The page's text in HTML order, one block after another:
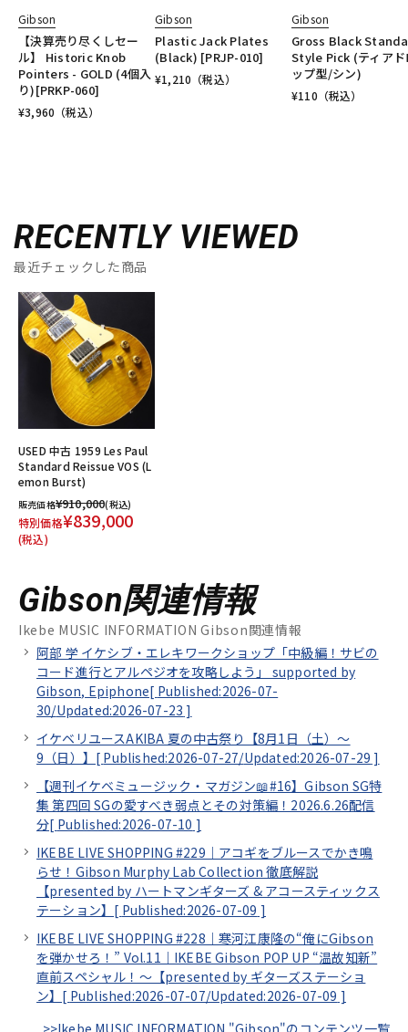
Gibson
【決算売り尽くしセー
ル】 Historic Knob
Pointers - GOLD (4個入
り)[PRKP-060]
¥3,960 （税込）
Gibson
Plastic Jack Plates
(Black) [PRJP-010]
¥1,210 （税込）
Gibson
Gross Black
Style Pick (ティアド
ップ型/シン)
¥110 （税込）
RECENTLY VIEWED
最近チェックした商品
USED 中古 1959 Les Paul
Standard Reissue VOS (L
emon Burst)
販売価格¥910,000(税込)
特別価格¥839,000
(税込)
Gibson関連情報
Ikebe MUSIC INFORMATION Gibson関連情報
阿部 学 イケシブ・エレキワークショップ「中級編！サビの
コード進行とアルペジオを攻略しよう」 supported by
Gibson, Epiphone[ Published:2026-07-
30/Updated:2026-07-23 ]
イケベリユースAKIBA 夏の中古祭り【8月1日（土）～
9（日）】[ Published:2026-07-27/Updated:2026-07-29 ]
【週刊イケベミュージック・マガジン📖#16】Gibson SG特
集 第四回 SGの愛すべき弱点とその対策編！2026.6.26配信
分[ Published:2026-07-10 ]
IKEBE LIVE SHOPPING #229｜アコギをブルースでかき鳴
らせ！Gibson Murphy Lab Collection 徹底解説
【presented by ハートマンギターズ & アコースティックス
テーション】[ Published:2026-07-09 ]
IKEBE LIVE SHOPPING #228｜寒河江康隆の“俺にGibson
を弾かせろ！” Vol.11｜IKEBE Gibson POP UP “温故知新”
直前スペシャル！～【presented by ギターズステーショ
ン】[ Published:2026-07-07/Updated:2026-07-09 ]
>>Ikebe MUSIC INFORMATION "Gibson"のコンテンツ一覧